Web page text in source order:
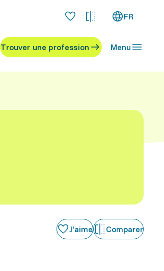
FR
Trouver une profession Menu
J'aime Comparer